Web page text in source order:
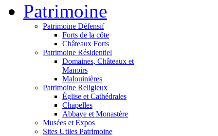
Patrimoine
Patrimoine Défensif
Forts de la côte
Châteaux Forts
Patrimoine Résidentiel
Domaines, Châteaux et
Manoirs
Malouinières
Patrimoine Religieux
Église et Cathédrales
Chapelles
Abbaye et Monastère
Musées et Expos
Sites Utiles Patrimoine